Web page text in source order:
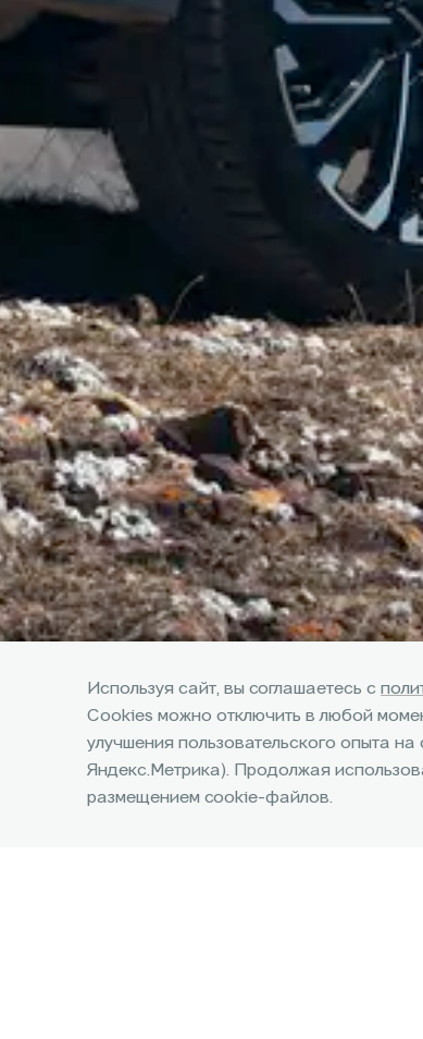
Используя сайт, вы соглашаетесь с
Cookies можно отключить в любой
улучшения пользовательского опыта
Яндекс.Метрика). Продолжая
размещением cookie-файлов.